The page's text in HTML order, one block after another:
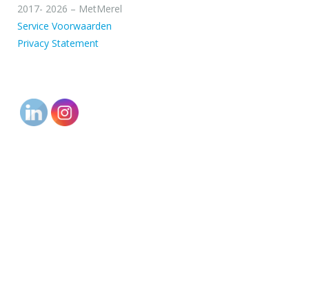
2017- 2026 – MetMerel
Service Voorwaarden
Privacy Statement